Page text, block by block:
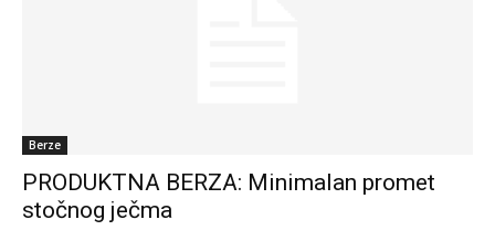
Berze
PRODUKTNA BERZA: Minimalan promet
stočnog ječma